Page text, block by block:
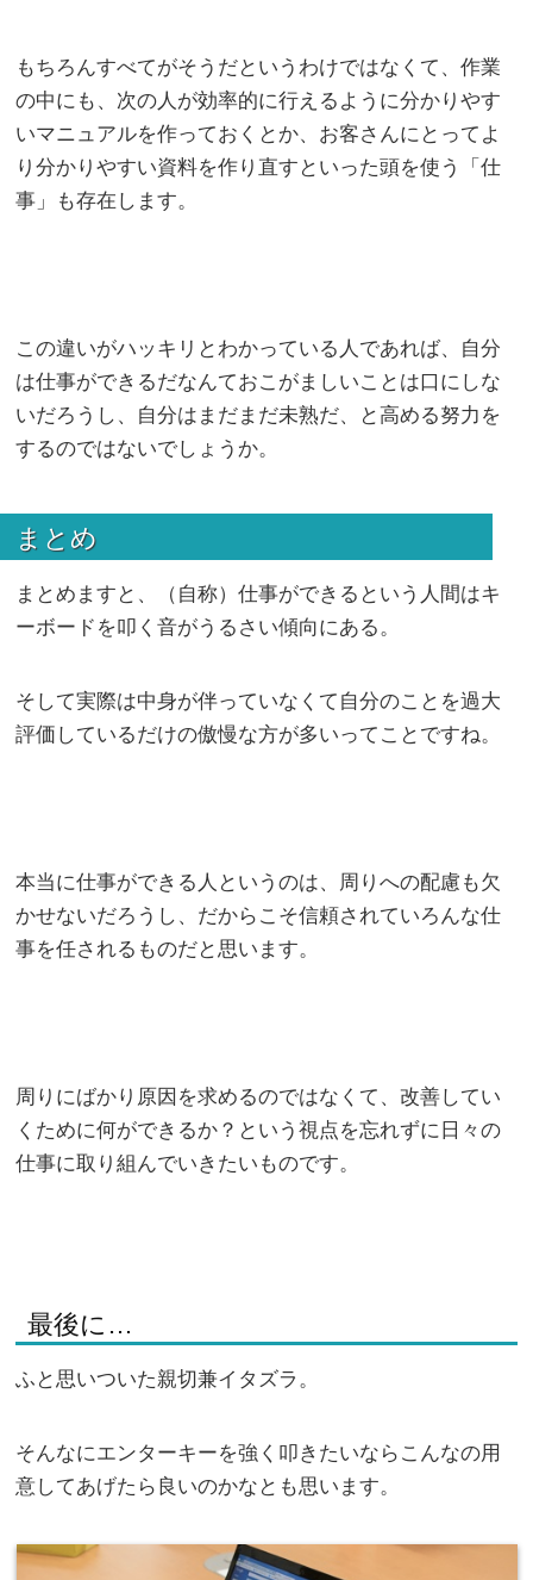
もちろんすべてがそうだというわけではなくて、作業
の中にも、次の人が効率的に行えるように分かりやす
いマニュアルを作っておくとか、お客さんにとってよ
り分かりやすい資料を作り直すといった頭を使う「仕
事」も存在します。
この違いがハッキリとわかっている人であれば、自分
は仕事ができるだなんておこがましいことは口にしな
いだろうし、自分はまだまだ未熟だ、と高める努力を
するのではないでしょうか。
まとめ
まとめますと、（自称）仕事ができるという人間はキ
ーボードを叩く音がうるさい傾向にある。
そして実際は中身が伴っていなくて自分のことを過大
評価しているだけの傲慢な方が多いってことですね。
本当に仕事ができる人というのは、周りへの配慮も欠
かせないだろうし、だからこそ信頼されていろんな仕
事を任されるものだと思います。
周りにばかり原因を求めるのではなくて、改善してい
くために何ができるか？という視点を忘れずに日々の
仕事に取り組んでいきたいものです。
最後に…
ふと思いついた親切兼イタズラ。
そんなにエンターキーを強く叩きたいならこんなの用
意してあげたら良いのかなとも思います。